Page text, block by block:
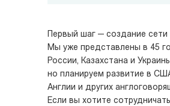
Первый шаг — создание сети
Мы уже представлены в 45
России, Казахстана и
но планируем развитие в
Англии и других
Если вы хотите